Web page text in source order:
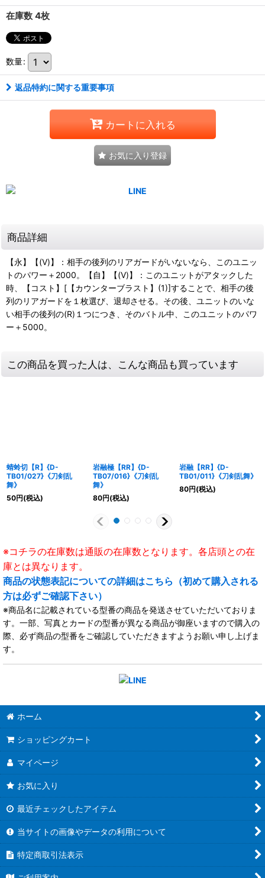
在庫数 4枚
数量:
返品特約に関する重要事項
カートに入れる
お気に入り登録
商品詳細
【永】【(V)】：相手の後列のリアガードがいないなら、このユニッ
トのパワー＋2000。【自】【(V)】：このユニットがアタックした
時、【コスト】[【カウンターブラスト】(1)]することで、相手の後
列のリアガードを１枚選び、退却させる。その後、ユニットのいな
い相手の後列の(R)１つにつき、そのバトル中、このユニットのパワ
ー＋5000。
この商品を買った人は、こんな商品も買っています
蜻蛉切【R】{D-
TB01/027}《刀剣乱
舞》
50円(税込)
岩融極【RR】{D-
TB07/016}《刀剣乱
舞》
80円(税込)
岩融【RR】{D-
TB01/011}《刀剣乱舞》
80円(税込)
※コチラの在庫数は通販の在庫数となります。各店頭との在
庫とは異なります。
商品の状態表記についての詳細はこちら（初めて購入される
方は必ずご確認下さい）
※商品名に記載されている型番の商品を発送させていただいておりま
す。一部、写真とカードの型番が異なる商品が御座いますので購入の
際、必ず商品の型番をご確認していただきますようお願い申し上げま
す。
ホーム
ショッピングカート
マイページ
お気に入り
最近チェックしたアイテム
当サイトの画像やデータの利用について
特定商取引法表示